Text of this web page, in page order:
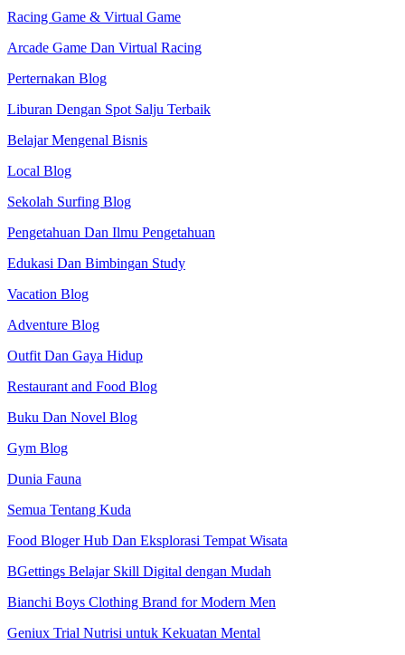
Racing Game & Virtual Game
Arcade Game Dan Virtual Racing
Perternakan Blog
Liburan Dengan Spot Salju Terbaik
Belajar Mengenal Bisnis
Local Blog
Sekolah Surfing Blog
Pengetahuan Dan Ilmu Pengetahuan
Edukasi Dan Bimbingan Study
Vacation Blog
Adventure Blog
Outfit Dan Gaya Hidup
Restaurant and Food Blog
Buku Dan Novel Blog
Gym Blog
Dunia Fauna
Semua Tentang Kuda
Food Bloger Hub Dan Eksplorasi Tempat Wisata
BGettings Belajar Skill Digital dengan Mudah
Bianchi Boys Clothing Brand for Modern Men
Geniux Trial Nutrisi untuk Kekuatan Mental